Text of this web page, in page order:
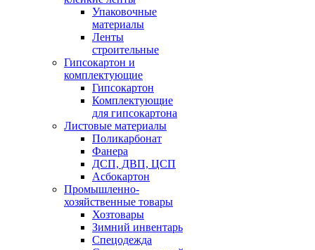
Упаковочные
материалы
Ленты
строительные
Гипсокартон и
комплектующие
Гипсокартон
Комплектующие
для гипсокартона
Листовые материалы
Поликарбонат
Фанера
ДСП, ДВП, ЦСП
Асбокартон
Промышленно-
хозяйственные товары
Хозтовары
Зимний инвентарь
Спецодежда